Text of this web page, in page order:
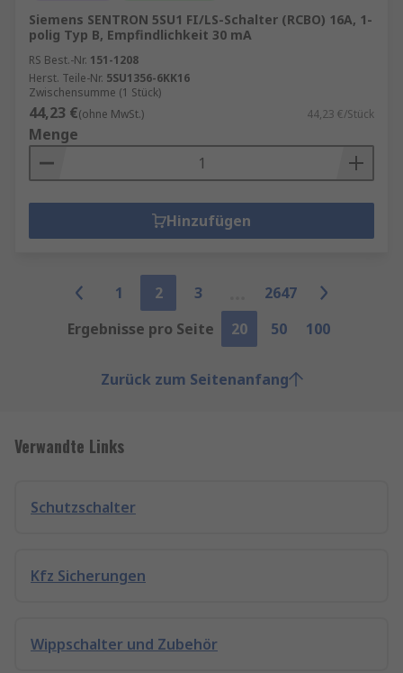
Siemens SENTRON 5SU1 FI/LS-Schalter (RCBO) 16A, 1-
polig Typ B, Empfindlichkeit 30 mA
RS Best.-Nr. 151-1208
Herst. Teile-Nr. 5SU1356-6KK16
Zwischensumme (1 Stück)
44,23 €(ohne MwSt.) 44,23 €/Stück
Menge
Hinzufügen
1 2 3
2647
Ergebnisse pro Seite
20 50 100
Zurück zum Seitenanfang
Verwandte Links
Schutzschalter
Kfz Sicherungen
Wippschalter und Zubehör